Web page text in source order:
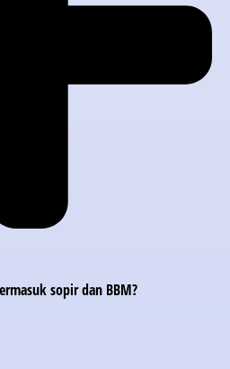
sopir dan BBM?